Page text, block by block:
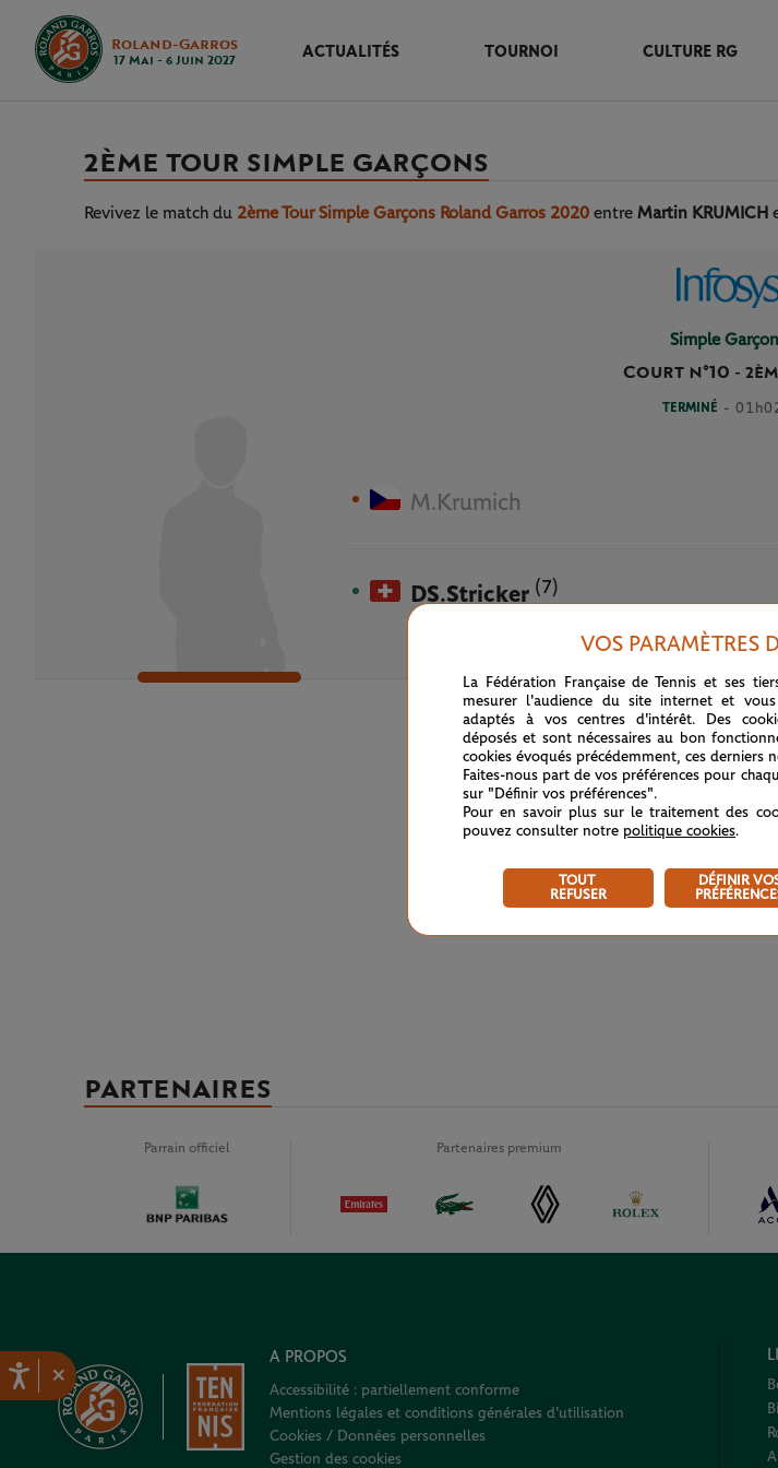
×
Roland-Garros
17 Mai - 6 Juin 2027
ACTUALITÉS TOURNOI CULTURE RG
2ÈME TOUR SIMPLE GARÇONS
Revivez le match du 2ème Tour Simple Garçons Roland Garros 2020 entre Martin KRUMICH
Simple
Court n°10 -
TERMINÉ -
M.Krumich
DS.Stricker (7)
5 OCTOBRE 2020
PARTENAIRES
Parrain officiel Partenaires premium
A PROPOS
Accessibilité : partiellement conforme
Mentions légales et conditions générales d'utilisation
Cookies / Données personnelles
Gestion des cookies
VOS PARAMÈTRES
La Fédération Française de Tennis et ses
mesurer l'audience du site internet et
adaptés à vos centres d'intérêt. Des
déposés et sont nécessaires au bon
cookies évoqués précédemment, ces derniers
Faites-nous part de vos préférences pour
sur "Définir vos préférences".
Pour en savoir plus sur le traitement des
pouvez consulter notre politique cookies.
TOUT
REFUSER
DÉFINIR